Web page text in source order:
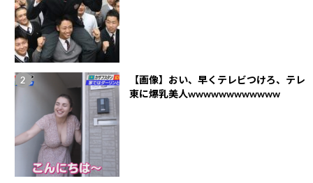
【画像】おい、早くテレビつけろ、テレ
東に爆乳美人wwwwwwwwwwww